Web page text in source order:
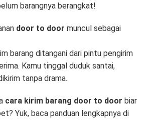
barangnya berangkat!
door to door muncul sebagai
barang ditangani dari pintu pengirim
Kamu tinggal duduk santai,
tanpa drama.
cara kirim barang door to door biar
Yuk, baca panduan lengkapnya di